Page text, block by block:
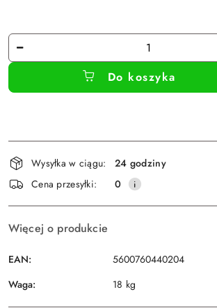
Ilość
Do koszyka
Wyślij
Dostępność
i
dostawa
Wysyłka w ciągu:
24 godziny
Cena przesyłki:
0
Więcej o produkcie
EAN:
5600760440204
Waga:
18 kg